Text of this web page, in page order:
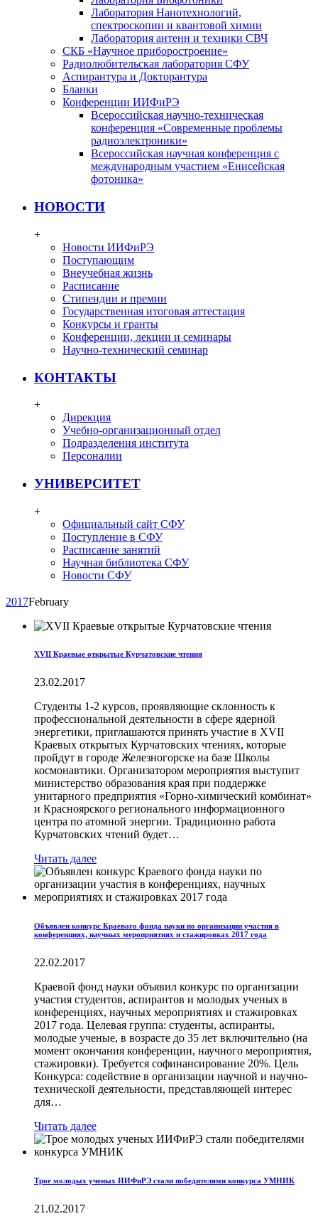
Лаборатория Нанотехнологий,
спектроскопии и квантовой химии
Лаборатория антенн и техники СВЧ
СКБ «Научное приборостроение»
Радиолюбительская лаборатория СФУ
Аспирантура и Докторантура
Бланки
Конференции ИИФиРЭ
Всероссийская научно-техническая
конференция «Современные проблемы
радиоэлектроники»
Всероссийская научная конференция с
международным участием «Енисейская
фотоника»
НОВОСТИ
+
Новости ИИФиРЭ
Поступающим
Внеучебная жизнь
Расписание
Стипендии и премии
Государственная итоговая аттестация
Конкурсы и гранты
Конференции, лекции и семинары
Научно-технический семинар
КОНТАКТЫ
+
Дирекция
Учебно-организационный отдел
Подразделения института
Персоналии
УНИВЕРСИТЕТ
+
Официальный сайт СФУ
Поступление в СФУ
Расписание занятий
Научная библиотека СФУ
Новости СФУ
2017February
XVII Краевые открытые Курчатовские чтения
23.02.2017
Студенты 1-2 курсов, проявляющие склонность к
профессиональной деятельности в сфере ядерной
энергетики, приглашаются принять участие в XVII
Краевых открытых Курчатовских чтениях, которые
пройдут в городе Железногорске на базе Школы
космонавтики. Организатором мероприятия выступит
министерство образования края при поддержке
унитарного предприятия «Горно-химический комбинат»
и Красноярского регионального информационного
центра по атомной энергии. Традиционно работа
Курчатовских чтений будет…
Читать далее
Объявлен конкурс Краевого фонда науки по организации участия в
конференциях, научных мероприятиях и стажировках 2017 года
22.02.2017
Краевой фонд науки объявил конкурс по организации
участия студентов, аспирантов и молодых ученых в
конференциях, научных мероприятиях и стажировках
2017 года. Целевая группа: студенты, аспиранты,
молодые ученые, в возрасте до 35 лет включительно (на
момент окончания конференции, научного мероприятия,
стажировки). Требуется софинансирование 20%. Цель
Конкурса: содействие в организации научной и научно-
технической деятельности, представляющей интерес
для…
Читать далее
Трое молодых ученых ИИФиРЭ стали победителями конкурса УМНИК
21.02.2017